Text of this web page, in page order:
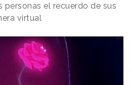
personas el recuerdo de sus
virtual